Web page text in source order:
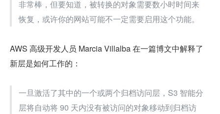
非常棒，但要知道，被转换的对象需要数小时时间来
恢复，或许你的网站可能不一定需要启用这个功能。
AWS 高级开发人员 Marcia Villalba 在一篇博文中解释了
新层是如何工作的：
一旦激活了其中的一个或两个归档访问层，S3 智能分
层将自动将 90 天内没有被访问的对象移动到归档访